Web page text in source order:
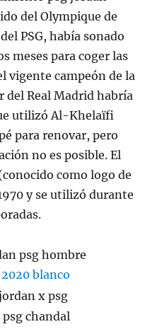
del Olympique de
PSG, había sonado
meses para coger las
vigente campeón de la
del Real Madrid habría
utilizó Al-Khelaïfi
para renovar, pero
no es posible. El
como logo de
y se utilizó durante